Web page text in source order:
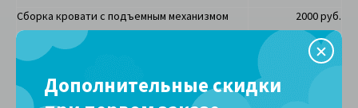
Сборка кровати с подъемным механизмом
2000 руб.
Сборка одноярусной кровати домика
ящиков/ с ящиками/ с выкатным спальным
1500/1900/2100
руб.
Сборка двухъярусной кровати домика
Дополнительные скидки